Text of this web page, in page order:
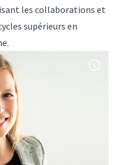
les collaborations et
supérieurs en